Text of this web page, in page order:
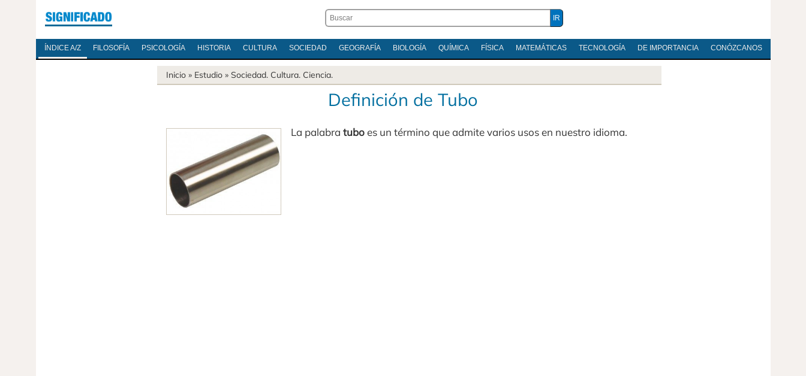
ÍNDICE A/Z FILOSOFÍA PSICOLOGÍA HISTORIA CULTURA SOCIEDAD GEOGRAFÍA BIOLOGÍA QUÍMICA FÍSICA MATEMÁTICAS TECNOLOGÍA DE IMPORTANCIA CONÓZCANOS
Inicio » Estudio » Sociedad. Cultura. Ciencia.
Definición de Tubo
La palabra tuboes un término que admite varios usos en nuestro idioma.